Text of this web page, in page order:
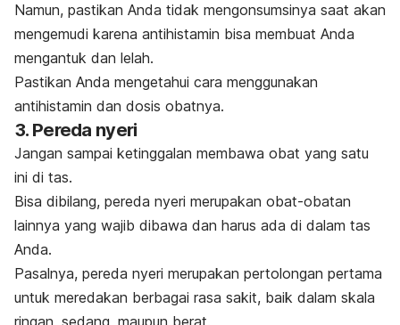
Namun, pastikan Anda tidak mengonsumsinya saat akan
mengemudi karena antihistamin bisa membuat Anda
mengantuk dan lelah.
Pastikan Anda mengetahui cara menggunakan
antihistamin dan dosis obatnya.
3. Pereda nyeri
Jangan sampai ketinggalan membawa obat yang satu
ini di tas.
Bisa dibilang, pereda nyeri merupakan obat-obatan
lainnya yang wajib dibawa dan harus ada di dalam tas
Anda.
Pasalnya, pereda nyeri merupakan pertolongan pertama
untuk meredakan berbagai rasa sakit, baik dalam skala